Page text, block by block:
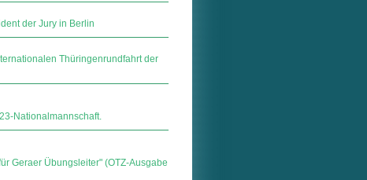
der Jury in Berlin
Thüringenrundfahrt der
Nationalmannschaft.
Geraer Übungsleiter" (OTZ-Ausgabe